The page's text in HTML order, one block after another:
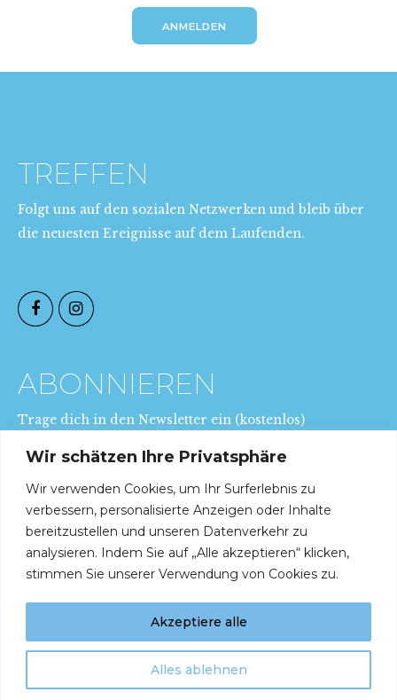
Wir schätzen Ihre Privatsphäre
Wir verwenden Cookies, um Ihr Surferlebnis zu
verbessern, personalisierte Anzeigen oder Inhalte
bereitzustellen und unseren Datenverkehr zu
analysieren. Indem Sie auf „Alle akzeptieren“ klicken,
stimmen Sie unserer Verwendung von Cookies zu.
Alles ablehnen
Akzeptiere alle
ANMELDEN
TREFFEN
Folgt uns auf den sozialen Netzwerken und bleib über
die neuesten Ereignisse auf dem Laufenden.
ABONNIEREN
Trage dich in den Newsletter ein (kostenlos)
Impressum|Datenschutzerklärung